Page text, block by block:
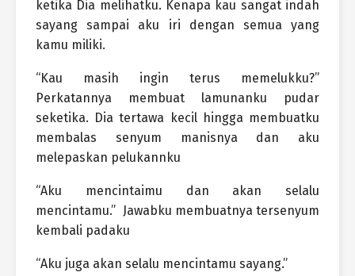
ketika Dia melihatku. Kenapa kau sangat indah
sayang sampai aku iri dengan semua yang
kamu miliki.
“Kau masih ingin terus memelukku?”
Perkatannya membuat lamunanku pudar
seketika. Dia tertawa kecil hingga membuatku
membalas senyum manisnya dan aku
melepaskan pelukannku
“Aku mencintaimu dan akan selalu
mencintamu.” Jawabku membuatnya tersenyum
kembali padaku
“Aku juga akan selalu mencintamu sayang.”